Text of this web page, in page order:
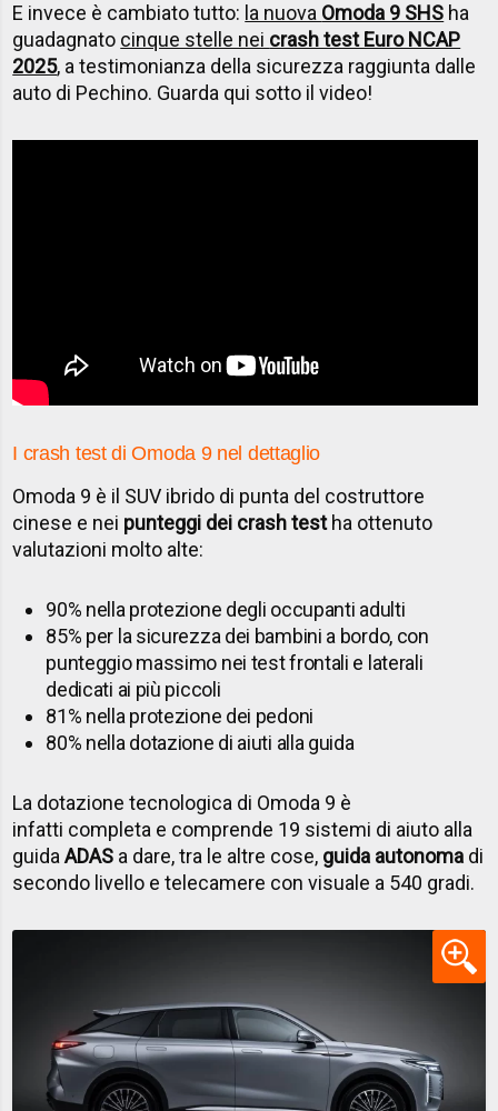
E invece è cambiato tutto: la nuova Omoda 9 SHS ha
guadagnato cinque stelle nei crash test Euro NCAP
2025, a testimonianza della sicurezza raggiunta dalle
auto di Pechino. Guarda qui sotto il video!
I crash test di Omoda 9 nel dettaglio
Omoda 9 è il SUV ibrido di punta del costruttore
cinese e nei punteggi dei crash testha ottenuto
valutazioni molto alte:
90% nella protezione degli occupanti adulti
85% per la sicurezza dei bambini a bordo, con
punteggio massimo nei test frontali e laterali
dedicati ai più piccoli
81% nella protezione dei pedoni
80% nella dotazione di aiuti alla guida
La dotazione tecnologica di Omoda 9 è
infatti completa e comprende 19 sistemi di aiuto alla
guidaADAS a dare, tra le altre cose, guida autonoma di
secondo livello e telecamere con visuale a 540 gradi.